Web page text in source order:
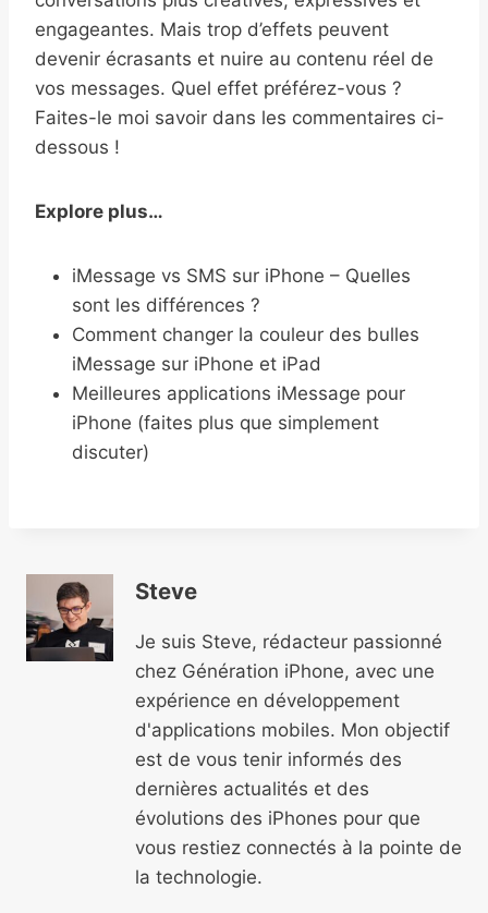
engageantes. Mais trop d’effets peuvent
devenir écrasants et nuire au contenu réel de
vos messages. Quel effet préférez-vous ?
Faites-le moi savoir dans les commentaires ci-
dessous !
Explore plus…
iMessage vs SMS sur iPhone – Quelles
sont les différences ?
Comment changer la couleur des bulles
iMessage sur iPhone et iPad
Meilleures applications iMessage pour
iPhone (faites plus que simplement
discuter)
Steve
Je suis Steve, rédacteur passionné
chez Génération iPhone, avec une
expérience en développement
d'applications mobiles. Mon objectif
est de vous tenir informés des
dernières actualités et des
évolutions des iPhones pour que
vous restiez connectés à la pointe de
la technologie.